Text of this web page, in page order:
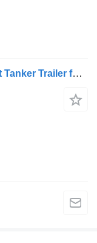
Titan Sulfuric Acid Chemical Asphalt Tanker Trailer for Sale in Senega